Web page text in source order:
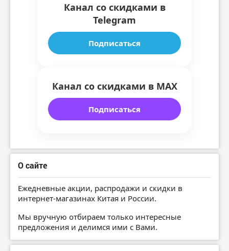
Канал со скидками в
Telegram
Подписаться
Канал со скидками в MAX
Подписаться
О сайте
Ежедневные акции, распродажи и скидки в
интернет-магазинах Китая и России.
Мы вручную отбираем только интересные
предложения и делимся ими с Вами.